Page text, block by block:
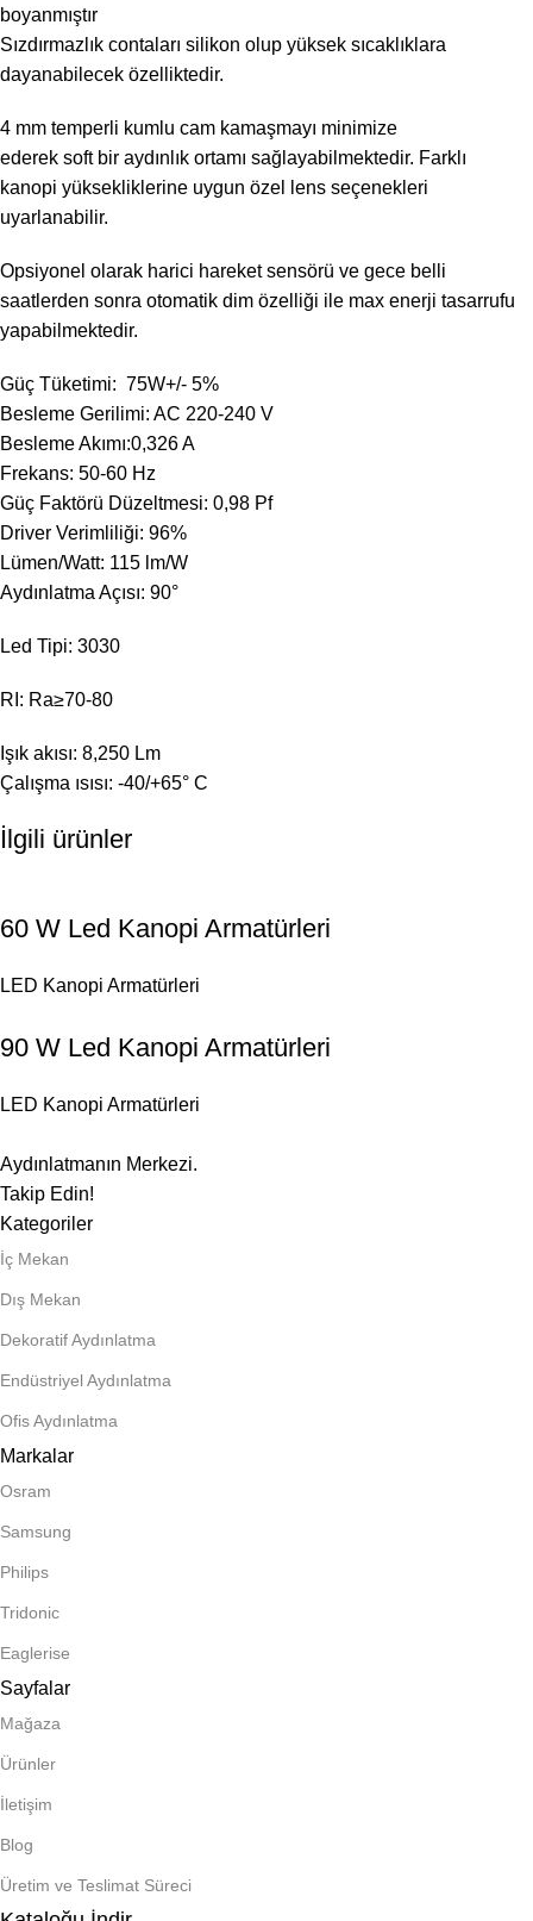
boyanmıştır
Sızdırmazlık contaları silikon olup yüksek sıcaklıklara
dayanabilecek özelliktedir.
4 mm temperli kumlu cam kamaşmayı minimize
ederek soft bir aydınlık ortamı sağlayabilmektedir. Farklı
kanopi yüksekliklerine uygun özel lens seçenekleri
uyarlanabilir.
Opsiyonel olarak harici hareket sensörü ve gece belli
saatlerden sonra otomatik dim özelliği ile max enerji tasarrufu
yapabilmektedir.
Güç Tüketimi: 75W+/- 5%
Besleme Gerilimi: AC 220-240 V
Besleme Akımı:0,326 A
Frekans: 50-60 Hz
Güç Faktörü Düzeltmesi: 0,98 Pf
Driver Verimliliği: 96%
Lümen/Watt: 115 lm/W
Aydınlatma Açısı: 90°
Led Tipi: 3030
RI: Ra≥70-80
Işık akısı: 8,250 Lm
Çalışma ısısı: -40/+65° C
İlgili ürünler
60 W Led Kanopi Armatürleri
LED Kanopi Armatürleri
90 W Led Kanopi Armatürleri
LED Kanopi Armatürleri
Aydınlatmanın Merkezi.
Takip Edin!
Kategoriler
İç Mekan
Dış Mekan
Dekoratif Aydınlatma
Endüstriyel Aydınlatma
Ofis Aydınlatma
Markalar
Osram
Samsung
Philips
Tridonic
Eaglerise
Sayfalar
Mağaza
Ürünler
İletişim
Blog
Üretim ve Teslimat Süreci